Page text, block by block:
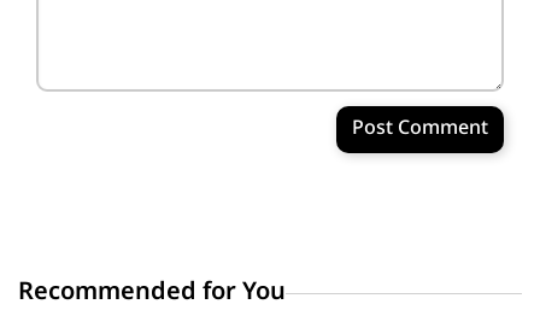
Post Comment
Recommended for You